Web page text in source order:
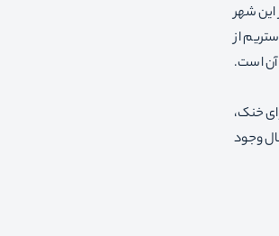
این شهر
از
آن است.
آب و هوای خنک،
است، و به‌طور متوسط، 165 روز ابری در سال وجود